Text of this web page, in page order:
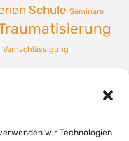
wir Technologien
Schule Seminare
Vernachlässigung